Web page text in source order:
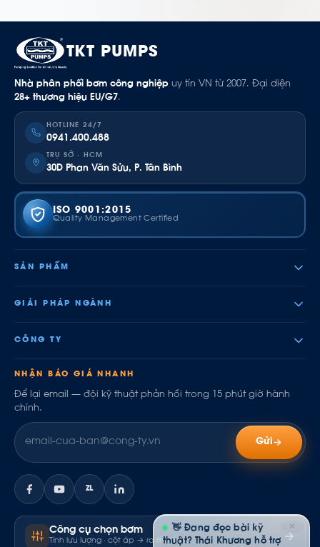
TKT PUMPS
Nhà phân phối bơm công nghiệp uy tín VN từ 2007. Đại diện
28+ thương hiệu EU/G7.
HOTLINE 24/7
0941.400.488
TRỤ SỞ · HCM
30D Phan Văn Sửu, P. Tân Bình
ISO 9001:2015
Quality Management Certified
SẢN PHẨM
GIẢI PHÁP NGÀNH
CÔNG TY
NHẬN BÁO GIÁ NHANH
Để lại email — đội kỹ thuật phản hồi trong 15 phút giờ hành
chính.
Gửi
ZL
Công cụ chọn bơm
Tính lưu lượng · cột áp → ra model
✕
👋 Đang đọc bài kỹ
thuật? Thái Khương hỗ trợ